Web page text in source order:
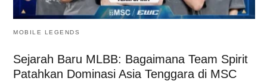
MOBILE LEGENDS
Sejarah Baru MLBB: Bagaimana Team Spirit
Patahkan Dominasi Asia Tenggara di MSC